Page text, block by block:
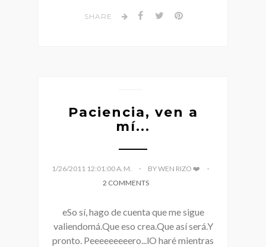
SHARE
Paciencia, ven a
mí...
1/26/2011 12:01:00 A. M.
BY WEN RIZO ❤️
2 COMMENTS
eSo sí, hago de cuenta que me sigue
valiendomá.Que eso crea.Que así será.Y
pronto. Peeeeeeeeero...lO haré mientras